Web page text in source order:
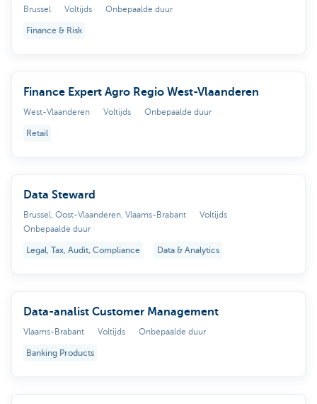
Brussel Voltijds Onbepaalde duur
Finance & Risk
Finance Expert Agro Regio West-Vlaanderen
West-Vlaanderen Voltijds Onbepaalde duur
Retail
Data Steward
Brussel, Oost-Vlaanderen, Vlaams-Brabant
Voltijds
Onbepaalde duur
Legal, Tax, Audit, Compliance Data & Analytics
Data-analist Customer Management
Vlaams-Brabant Voltijds Onbepaalde duur
Banking Products